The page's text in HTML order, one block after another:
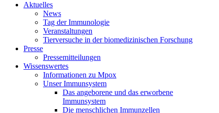
Aktuelles
News
Tag der Immunologie
Veranstaltungen
Tierversuche in der biomedizinischen Forschung
Presse
Pressemitteilungen
Wissenswertes
Informationen zu Mpox
Unser Immunsystem
Das angeborene und das erworbene
Immunsystem
Die menschlichen Immunzellen